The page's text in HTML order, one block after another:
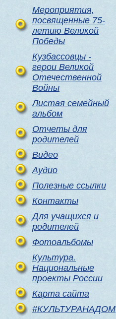
Мероприятия,
посвященные 75-
летию Великой
Победы
Кузбассовцы -
герои Великой
Отечественной
Войны
Листая семейный
альбом
Отчеты для
родителей
Видео
Аудио
Полезные ссылки
Контакты
Для учащихся и
родителей
Фотоальбомы
Культура.
Национальные
проекты России
Карта сайта
#КУЛЬТУРАНАДОМ